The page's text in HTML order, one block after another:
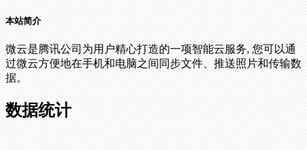
本站简介
微云是腾讯公司为用户精心打造的一项智能云服务, 您可以通
过微云方便地在手机和电脑之间同步文件、推送照片和传输数
据。
数据统计